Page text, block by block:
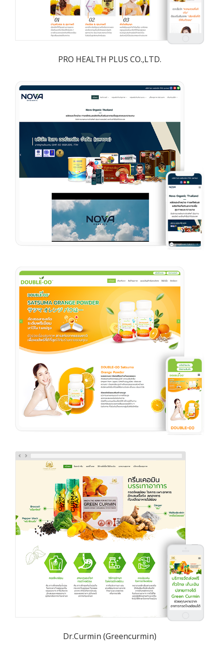
PRO HEALTH PLUS CO.,LTD.
Dr.Curmin (Greencurmin)